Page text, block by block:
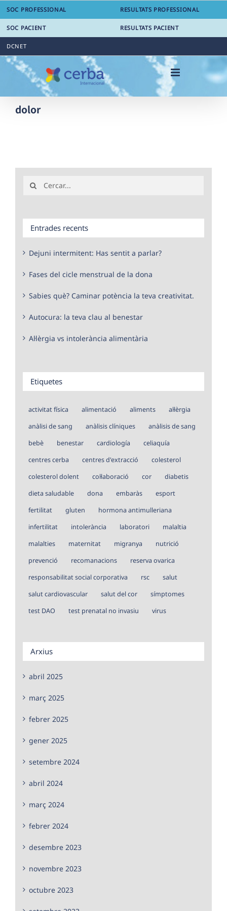
Skip
content
SOC PROFESSIONAL RESULTATS PROFESSIONAL
SOC PACIENT RESULTATS PACIENT
DCNET
dolor
for:
Entrades recents
Dejuni intermitent: Has sentit a parlar?
Fases del cicle menstrual de la dona
Sabies què? Caminar potència la teva creativitat.
Autocura: la teva clau al benestar
Al·lèrgia vs intolerància alimentària
Etiquetes
activitat física alimentació aliments
al·lèrgia
anàlisi de sang
anàlisis clíniques
anàlisis de sang
bebè
benestar cardiología
celiaquía
centres cerba
centres d'extracció
colesterol
colesterol dolent
col·laboració cor
diabetis
dieta saludable
dona embaràs
esport
fertilitat
gluten
hormona antimulleriana
infertilitat
intolerància laboratori
malaltia
malalties
maternitat migranya
nutrició
prevenció
recomanacions
reserva ovarica
responsabilitat social corporativa
rsc
salut
salut cardiovascular
salut del cor
símptomes
test DAO
test prenatal no invasiu virus
Arxius
abril 2025
març 2025
febrer 2025
gener 2025
setembre 2024
abril 2024
març 2024
febrer 2024
desembre 2023
novembre 2023
octubre 2023